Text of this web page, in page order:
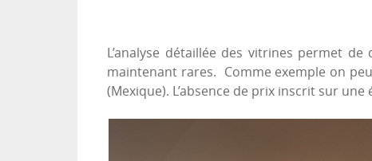
L’analyse détaillée des vitrines permet
maintenant rares. Comme exemple on
(Mexique). L’absence de prix inscrit sur